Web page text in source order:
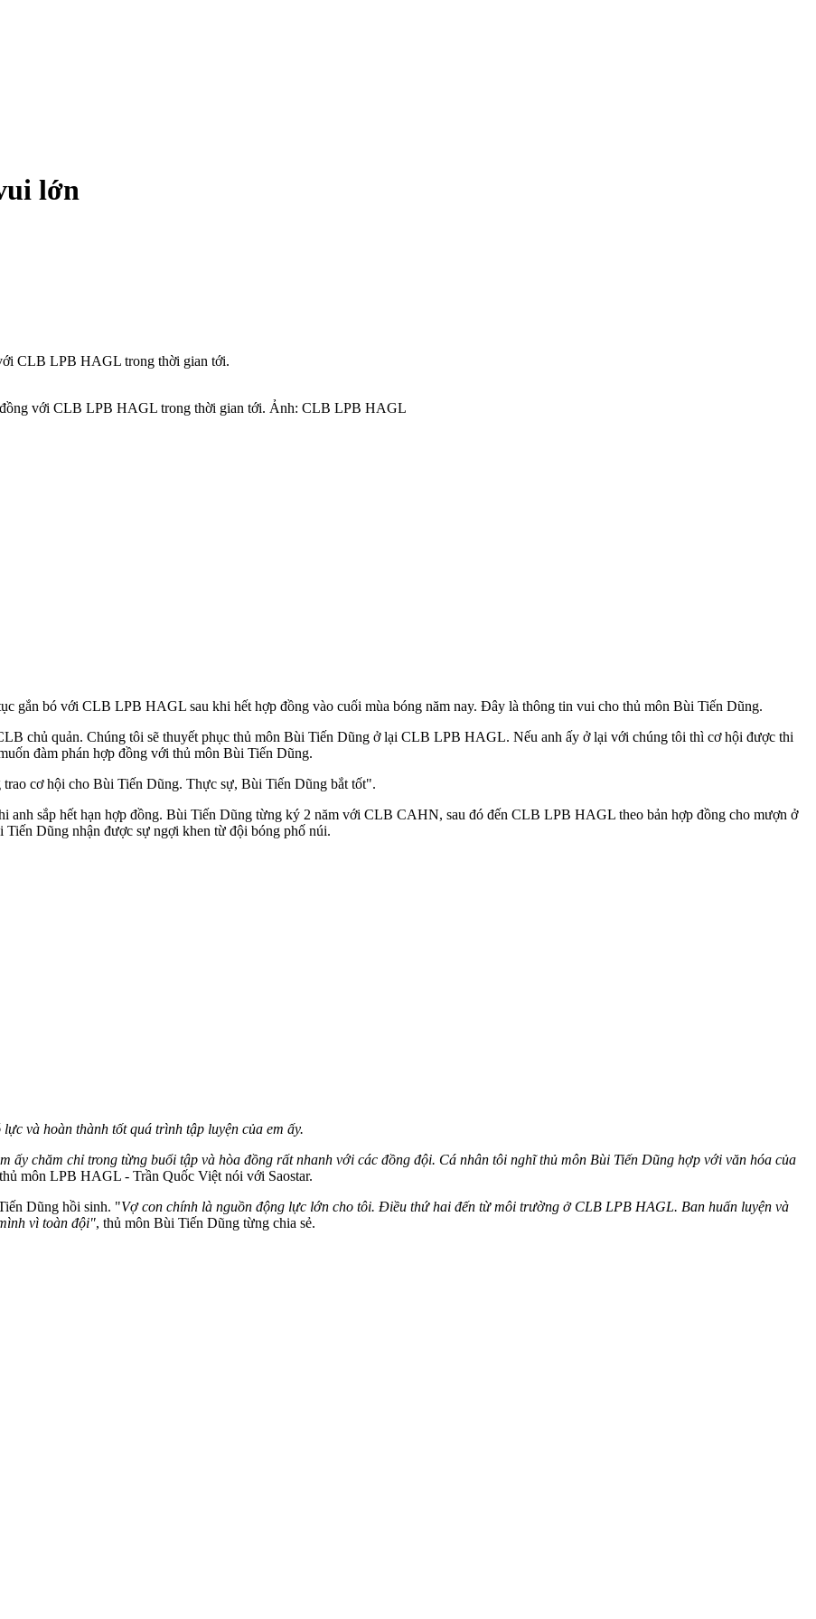
lớn
CLB LPB HAGL trong thời gian tới.
đồng với CLB LPB HAGL trong thời gian tới. Ảnh: CLB LPB HAGL
gắn bó với CLB LPB HAGL sau khi hết hợp đồng vào cuối mùa bóng năm nay. Đây là thông tin vui cho thủ môn Bùi Tiến Dũng.
chủ quản. Chúng tôi sẽ thuyết phục thủ môn Bùi Tiến Dũng ở lại CLB LPB HAGL. Nếu anh ấy ở lại với chúng tôi thì cơ hội được thi
đàm phán hợp đồng với thủ môn Bùi Tiến Dũng.
cơ hội cho Bùi Tiến Dũng. Thực sự, Bùi Tiến Dũng bắt tốt".
anh sắp hết hạn hợp đồng. Bùi Tiến Dũng từng ký 2 năm với CLB CAHN, sau đó đến CLB LPB HAGL theo bản hợp đồng cho mượn ở
Dũng nhận được sự ngợi khen từ đội bóng phố núi.
và hoàn thành tốt quá trình tập luyện của em ấy.
ấy chăm chỉ trong từng buổi tập và hòa đồng rất nhanh với các đồng đội. Cá nhân tôi nghĩ thủ môn Bùi Tiến Dũng hợp với văn hóa của
môn LPB HAGL - Trần Quốc Việt nói với Saostar.
Dũng hồi sinh. "Vợ con chính là nguồn động lực lớn cho tôi. Điều thứ hai đến từ môi trường ở CLB LPB HAGL. Ban huấn luyện và
vì toàn đội", thủ môn Bùi Tiến Dũng từng chia sẻ.